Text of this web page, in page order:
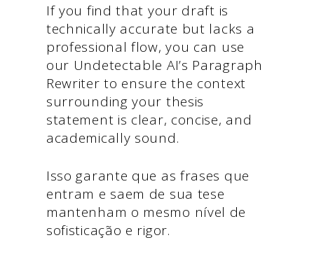
If you find that your draft is
technically accurate but lacks a
professional flow, you can use
our Undetectable AI’s Paragraph
Rewriter to ensure the context
surrounding your thesis
statement is clear, concise, and
academically sound.
Isso garante que as frases que
entram e saem de sua tese
mantenham o mesmo nível de
sofisticação e rigor.